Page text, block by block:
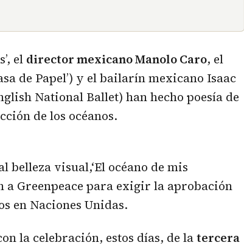
el director mexicano Manolo Caro, el
de Papel’) y el bailarín mexicano Isaac
National Ballet) han hecho poesía de
de los océanos.
belleza visual,‘El océano de mis
a Greenpeace para exigir la aprobación
en Naciones Unidas.
la celebración, estos días, de latercera